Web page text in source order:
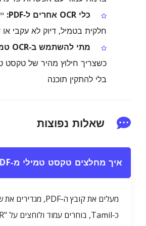
כלי OCR אחרים ל‑PDF:
חלקית בטמיל, דיוק לא עקבי
מתי להשתמש ב‑OCR טמיל ל‑PDF:
בלי להתקין תוכנה
שאלות נפוצות
איך מחלצים טקסט טמילי מ‑PDF סרוק?